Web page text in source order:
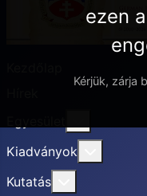
Kiadványok
Kutatás
ezen
Kérjük, zárja